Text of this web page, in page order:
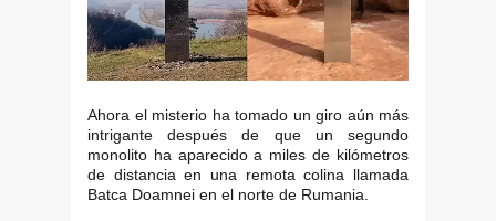
Ahora el misterio ha tomado un giro aún más
intrigante después de que un segundo
monolito ha aparecido a miles de kilómetros
de distancia en una remota colina llamada
Batca Doamnei en el norte de Rumania.